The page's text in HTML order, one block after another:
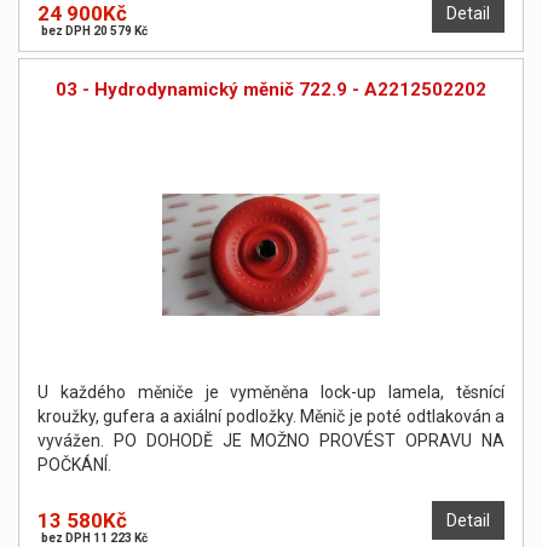
Detail
24 900Kč
bez DPH 20 579 Kč
03 - Hydrodynamický měnič 722.9 - A2212502202
U každého měniče je vyměněna lock-up lamela, těsnící
kroužky, gufera a axiální podložky. Měnič je poté odtlakován a
vyvážen. PO DOHODĚ JE MOŽNO PROVÉST OPRAVU NA
POČKÁNÍ.
Detail
13 580Kč
bez DPH 11 223 Kč